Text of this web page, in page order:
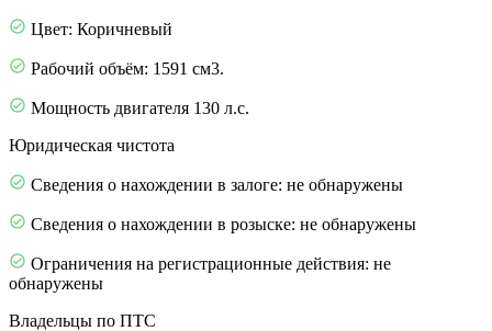
Цвет: Коричневый
Рабочий объём: 1591 см3.
Мощность двигателя 130 л.с.
Юридическая чистота
Сведения о нахождении в залоге: не обнаружены
Сведения о нахождении в розыске: не обнаружены
Ограничения на регистрационные действия: не
обнаружены
Владельцы по ПТС